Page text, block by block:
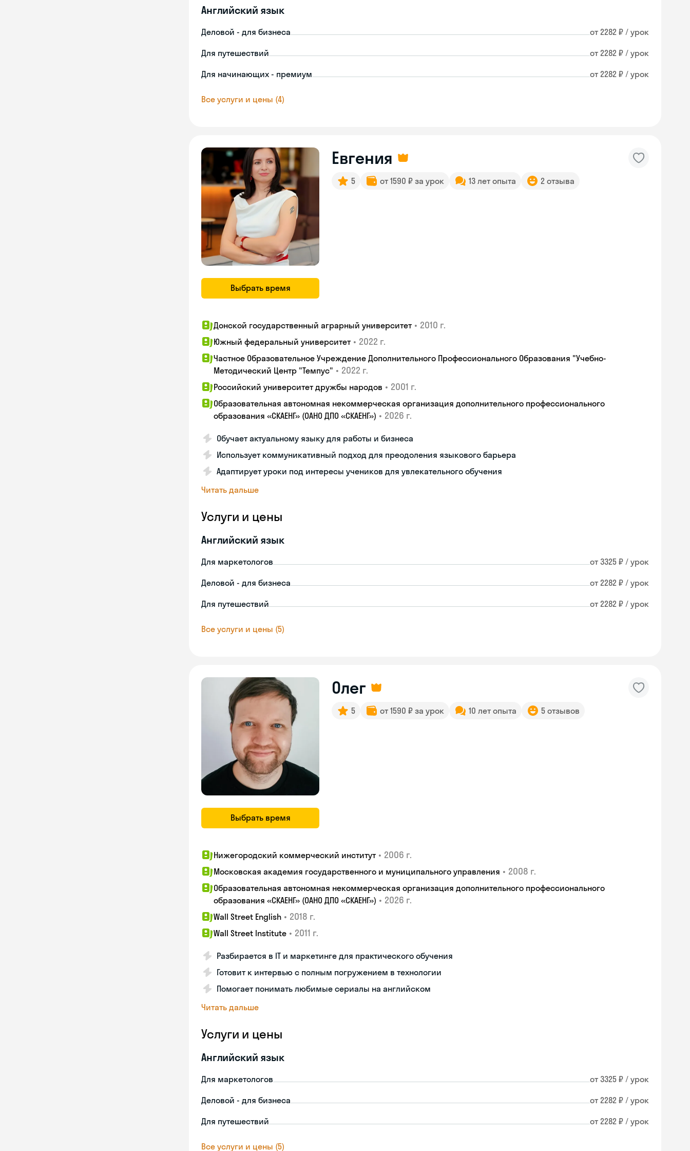
Английский язык
Деловой - для бизнеса от 2282 ₽ / урок
Для путешествий от 2282 ₽ / урок
Для начинающих - премиум от 2282 ₽ / урок
Все услуги и цены (4)
Выбрать время
Евгения
5 от 1590 ₽ за урок 13 лет опыта 2 отзыва
Донской государственный аграрный университет • 2010 г.
Южный федеральный университет • 2022 г.
Частное Образовательное Учреждение Дополнительного Профессионального Образования "Учебно-
Методический Центр "Темпус" • 2022 г.
Российский университет дружбы народов • 2001 г.
Образовательная автономная некоммерческая организация дополнительного профессионального
образования «СКАЕНГ» (ОАНО ДПО «СКАЕНГ») • 2026 г.
Обучает актуальному языку для работы и бизнеса
Использует коммуникативный подход для преодоления языкового барьера
Адаптирует уроки под интересы учеников для увлекательного обучения
Читать дальше
Услуги и цены
Английский язык
Для маркетологов от 3325 ₽ / урок
Деловой - для бизнеса от 2282 ₽ / урок
Для путешествий от 2282 ₽ / урок
Все услуги и цены (5)
Выбрать время
Олег
5 от 1590 ₽ за урок 10 лет опыта 5 отзывов
Нижегородский коммерческий институт • 2006 г.
Московская академия государственного и муниципального управления • 2008 г.
Образовательная автономная некоммерческая организация дополнительного профессионального
образования «СКАЕНГ» (ОАНО ДПО «СКАЕНГ») • 2026 г.
Wall Street English • 2018 г.
Wall Street Institute • 2011 г.
Разбирается в IT и маркетинге для практического обучения
Готовит к интервью с полным погружением в технологии
Помогает понимать любимые сериалы на английском
Читать дальше
Услуги и цены
Английский язык
Для маркетологов от 3325 ₽ / урок
Деловой - для бизнеса от 2282 ₽ / урок
Для путешествий от 2282 ₽ / урок
Все услуги и цены (5)